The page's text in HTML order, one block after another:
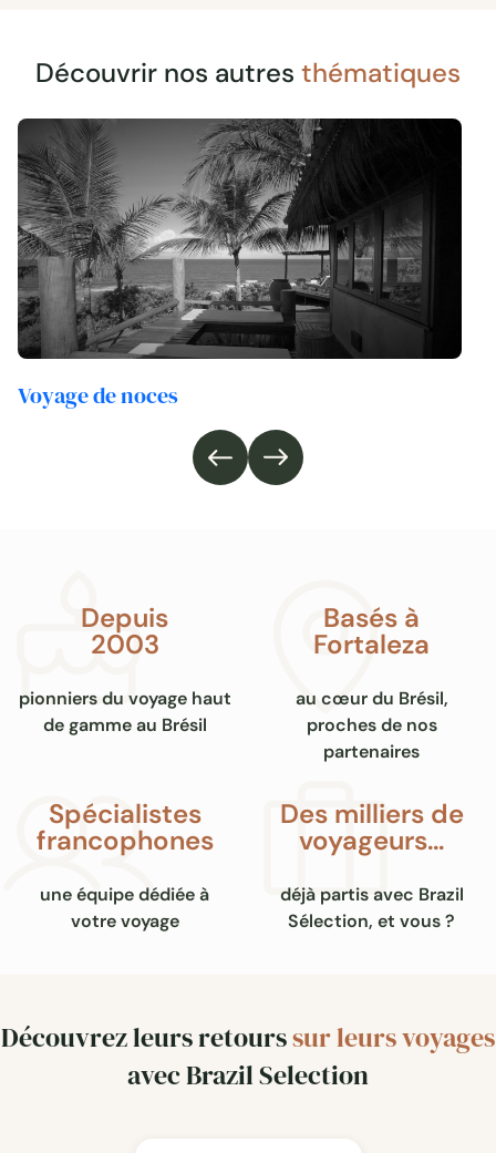
Découvrir nos autres thématiques
Voyage de noces
Depuis
2003
pionniers du voyage haut
de gamme au Brésil
Basés à
Fortaleza
au cœur du Brésil,
proches de nos
partenaires
Spécialistes
francophones
une équipe dédiée à
votre voyage
Des milliers de
voyageurs…
déjà partis avec Brazil
Sélection, et vous ?
Découvrez leurs retourssur leurs voyages
avec Brazil Selection